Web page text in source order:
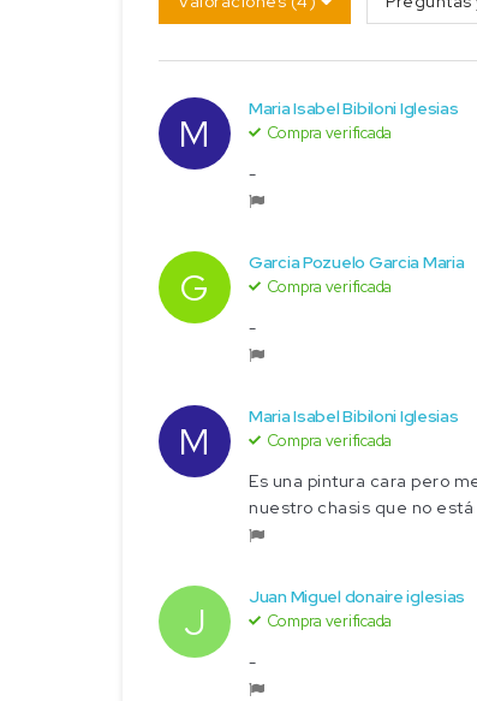
M
Maria Isabel Bibiloni Iglesias
Compra verificada
-
G
Garcia Pozuelo Garcia Maria
Compra verificada
-
M
Maria Isabel Bibiloni Iglesias
Compra verificada
Es una pintura cara pero
nuestro chasis que no
J
Juan Miguel donaire iglesias
Compra verificada
-